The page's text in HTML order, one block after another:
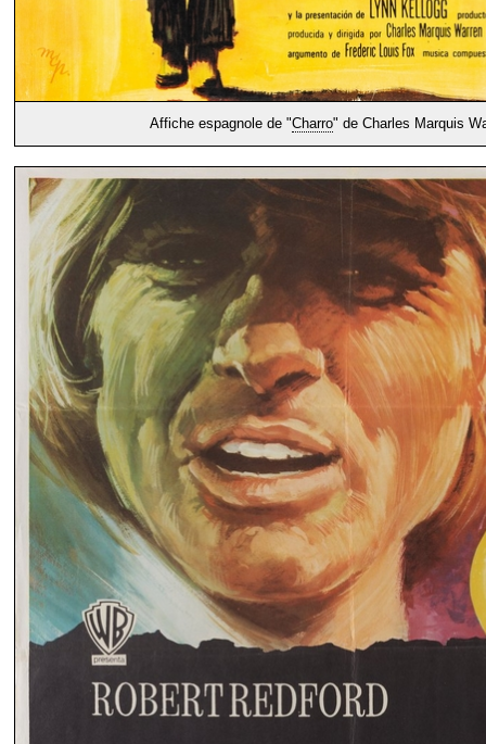
Affiche espagnole de "Charro" de Charles Marquis